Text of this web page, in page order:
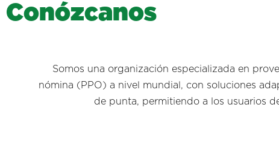
Conózcanos
Somos una organización especializada en
nómina (PPO) a nivel mundial, con soluciones
de punta, permitiendo a los usuarios